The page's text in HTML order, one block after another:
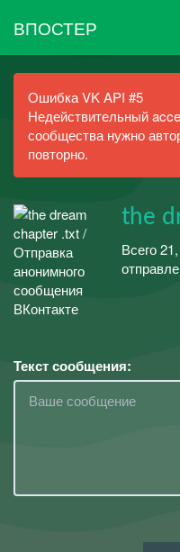
ВПОСТЕР
Ошибка VK API #5
Недействительный
сообщества нужно
повторно.
the
Всего
Текст сообщения: